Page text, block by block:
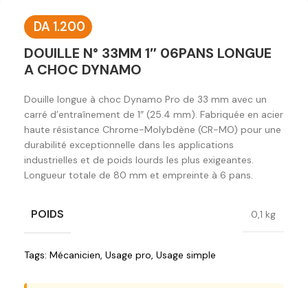
DA 1.200
DOUILLE N° 33MM 1″ 06PANS LONGUE
A CHOC DYNAMO
Douille longue à choc Dynamo Pro de 33 mm avec un
carré d’entraînement de 1″ (25.4 mm). Fabriquée en acier
haute résistance Chrome-Molybdène (CR-MO) pour une
durabilité exceptionnelle dans les applications
industrielles et de poids lourds les plus exigeantes.
Longueur totale de 80 mm et empreinte à 6 pans.
POIDS 0,1 kg
Tags: Mécanicien, Usage pro, Usage simple